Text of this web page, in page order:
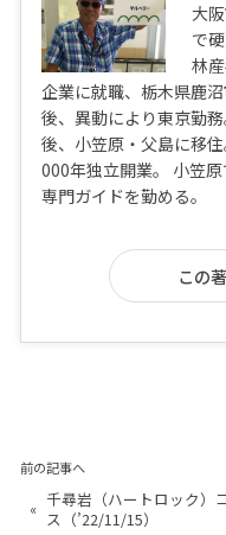
大
で
林
企業に就職、栃木県鹿
後、異動により東京勤
後、小笠原・父島に移
000年独立開業。 小笠
専門ガイドを勤める。
この
前の記事へ
« 千尋岩（ハートロック）
ス（’22/11/15）